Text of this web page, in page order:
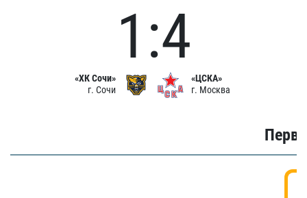
«ХК Сочи»
г. Сочи
1:4
«ЦСКА»
г. Москва